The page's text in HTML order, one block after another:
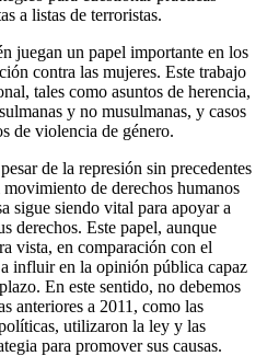
a listas de terroristas.
juegan un papel importante en los
contra las mujeres. Este trabajo
tales como asuntos de herencia,
y no musulmanas, y casos
de violencia de género.
de la represión sin precedentes
de derechos humanos
sigue siendo vital para apoyar a
derechos. Este papel, aunque
vista, en comparación con el
influir en la opinión pública capaz
En este sentido, no debemos
anteriores a 2011, como las
utilizaron la ley y las
para promover sus causas.